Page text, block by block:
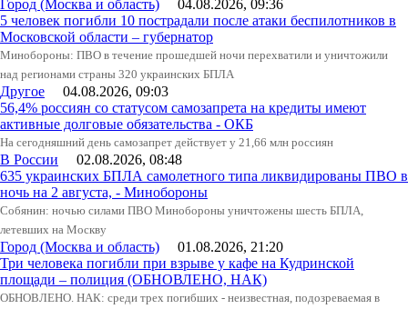
Город (Москва и область) 04.08.2026, 09:36
5 человек погибли 10 пострадали после атаки беспилотников в
Московской области – губернатор
Минобороны: ПВО в течение прошедшей ночи перехватили и уничтожили
над регионами страны 320 украинских БПЛА
Другое 04.08.2026, 09:03
56,4% россиян со статусом самозапрета на кредиты имеют
активные долговые обязательства - ОКБ
На сегодняшний день самозапрет действует у 21,66 млн россиян
В России 02.08.2026, 08:48
635 украинских БПЛА самолетного типа ликвидированы ПВО в
ночь на 2 августа, - Минобороны
Собянин: ночью силами ПВО Минобороны уничтожены шесть БПЛА,
летевших на Москву
Город (Москва и область) 01.08.2026, 21:20
Три человека погибли при взрыве у кафе на Кудринской
площади – полиция (ОБНОВЛЕНО, НАК)
ОБНОВЛЕНО. НАК: среди трех погибших - неизвестная, подозреваемая в